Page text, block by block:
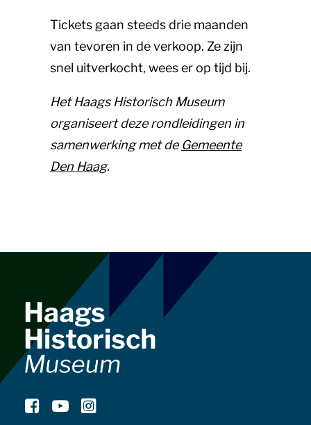
Tickets gaan steeds drie maanden
van tevoren in de verkoop. Ze zijn
snel uitverkocht, wees er op tijd bij.
Het Haags Historisch Museum
organiseert deze rondleidingen in
samenwerking met deGemeente
Den Haag.